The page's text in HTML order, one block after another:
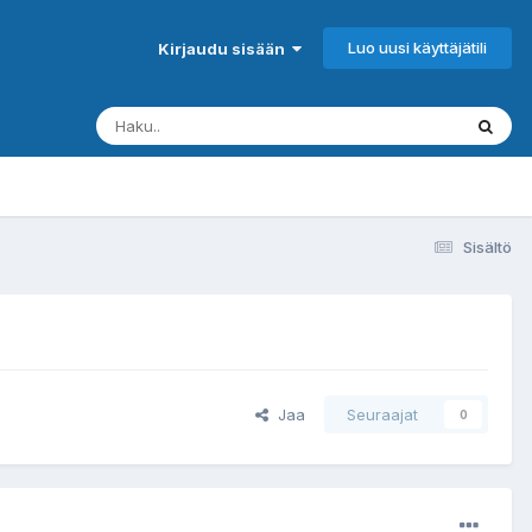
Kirjaudu sisään Luo uusi käyttäjätili
Sisältö
Jaa Seuraajat 0